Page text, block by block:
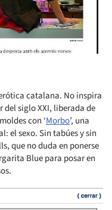
catalana. No inspira
del siglo XXI, liberada de
con ‘Morbo’, una
el sexo. Sin tabúes y sin
que no duda en ponerse
Blue para posar en